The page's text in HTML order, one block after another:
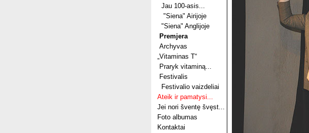
Jau 100-asis...
"Siena" Airijoje
"Siena" Anglijoje
Premjera
Archyvas
„Vitaminas T“
Praryk vitaminą...
Festivalis
Festivalio vaizdeliai
Ateik ir pamatysi...
Jei nori šventę švęst...
Foto albumas
Kontaktai